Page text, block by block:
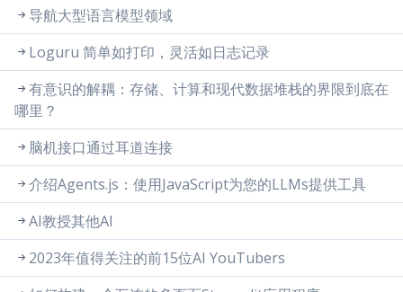
导航大型语言模型领域
Loguru 简单如打印，灵活如日志记录
有意识的解耦：存储、计算和现代数据堆栈的界限到底在
哪里？
脑机接口通过耳道连接
介绍Agents.js：使用JavaScript为您的LLMs提供工具
AI教授其他AI
2023年值得关注的前15位AI YouTubers